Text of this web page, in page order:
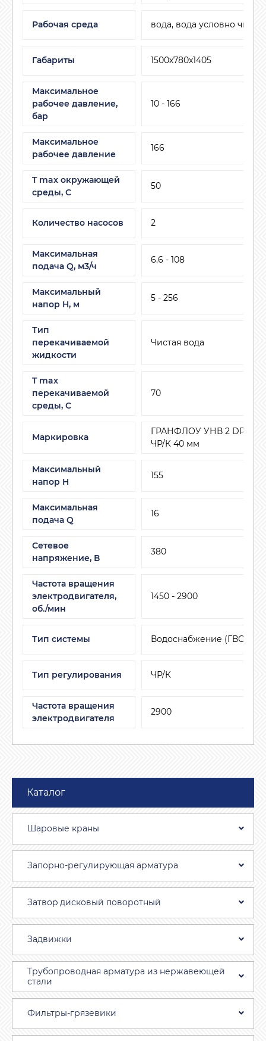
Рабочая среда вода, вода условно чистая
Габариты 1500х780х1405
Максимальное
рабочее давление,
бар
10 - 166
Максимальное
рабочее давление
166
T max окружающей
среды, С
50
Количество насосов 2
Максимальная
подача Q, м3/ч
6.6 - 108
Максимальный
напор H, м
5 - 256
Тип
перекачиваемой
жидкости
Чистая вода
T max
перекачиваемой
среды, С
70
Маркировка
ГРАНФЛОУ УНВ 2 DPV 6/
ЧР/К 40 мм
Максимальный
напор H
155
Максимальная
подача Q
16
Сетевое
напряжение, В
380
Частота вращения
электродвигателя,
об./мин
1450 - 2900
Тип системы Водоснабжение (ГВС,
Тип регулирования ЧР/К
Частота вращения
электродвигателя
2900
Каталог
Шаровые краны
Запорно-регулирующая арматура
Затвоp дискoвый пoвoротный
Задвижки
Трубопроводная aрматура из нержавеющей
стали
Фильтры-грязевики